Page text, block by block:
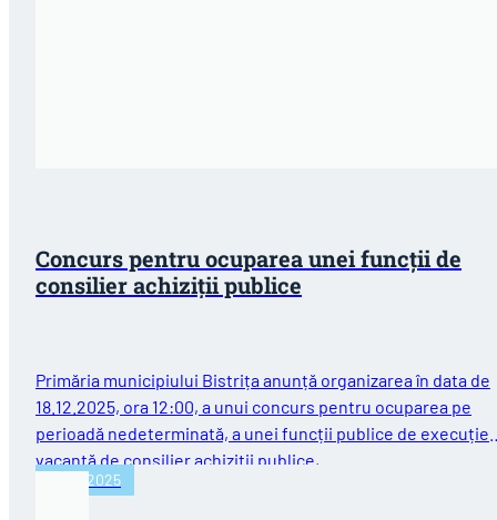
Concurs pentru ocuparea unei funcții de
consilier achiziții publice
Primăria municipiului Bistrița anunță organizarea în data de
18.12.2025, ora 12:00, a unui concurs pentru ocuparea pe
perioadă nedeterminată, a unei funcții publice de execuție
vacantă de consilier achiziții publice,…
18/11/2025